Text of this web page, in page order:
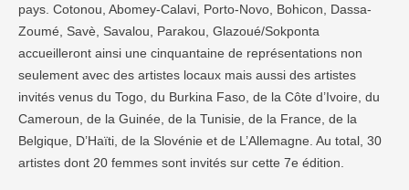
pays. Cotonou, Abomey-Calavi, Porto-Novo, Bohicon, Dassa-
Zoumé, Savè, Savalou, Parakou, Glazoué/Sokponta
accueilleront ainsi une cinquantaine de représentations non
seulement avec des artistes locaux mais aussi des artistes
invités venus du Togo, du Burkina Faso, de la Côte d’Ivoire, du
Cameroun, de la Guinée, de la Tunisie, de la France, de la
Belgique, D’Haïti, de la Slovénie et de L’Allemagne. Au total, 30
artistes dont 20 femmes sont invités sur cette 7e édition.